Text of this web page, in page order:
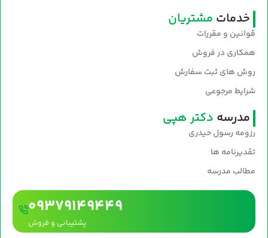
خدمات مشتریان
قوانین و مقررات
همکاری در فروش
روش های ثبت سفارش
شرایط مرجوعی
مدرسه دکتر هپی
رزومه رسول حیدری
تقدیرنامه ها
مطالب مدرسه
09379149449
پشتیبانی و فروش